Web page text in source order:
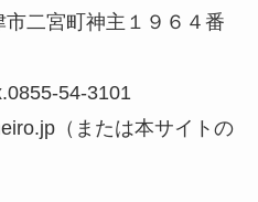
二宮町神主１９６４番
54-3101
（または本サイトの